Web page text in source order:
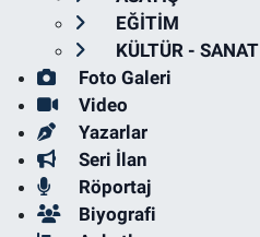
EĞİTİM
KÜLTÜR - SANAT
Foto Galeri
Video
Yazarlar
Seri İlan
Röportaj
Biyografi